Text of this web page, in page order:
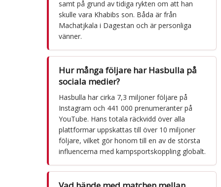
samt på grund av tidiga rykten om att han
skulle vara Khabibs son. Båda är från
Machatjkala i Dagestan och är personliga
vänner.
Hur många följare har Hasbulla på
sociala medier?
Hasbulla har cirka 7,3 miljoner följare på
Instagram och 441 000 prenumeranter på
YouTube. Hans totala räckvidd över alla
plattformar uppskattas till över 10 miljoner
följare, vilket gör honom till en av de största
influencerna med kampsportskoppling globalt.